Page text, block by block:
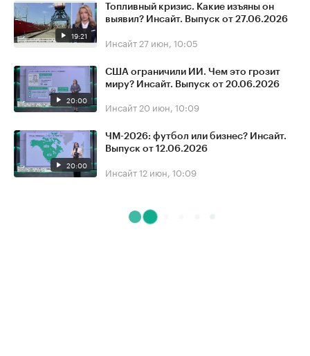
19:21
Топливный кризис. Какие изъяны он
выявил? Инсайт. Выпуск от 27.06.2026
Инсайт 27 июн, 10:05
20:00
США ограничили ИИ. Чем это грозит
миру? Инсайт. Выпуск от 20.06.2026
Инсайт 20 июн, 10:09
20:00
ЧМ-2026: футбол или бизнес? Инсайт.
Выпуск от 12.06.2026
Инсайт12 июн, 10:09